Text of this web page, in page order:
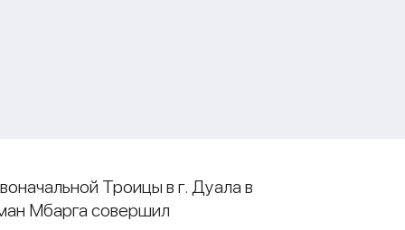
Троицы в г. Дуала в
Мбарга совершил